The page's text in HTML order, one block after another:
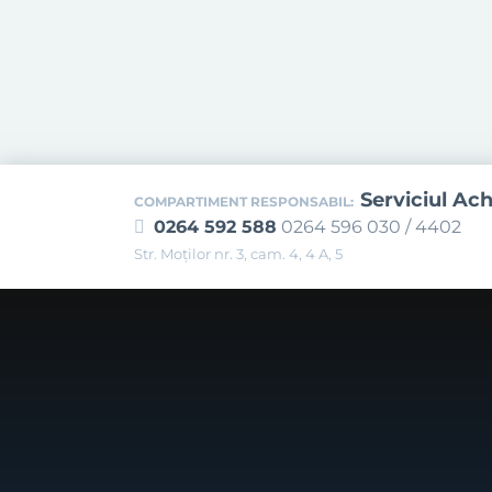
COMPARTIMENT RESPONSABIL: Serviciul
0264 592 588 0264 596 030 / 4402
Str. Moţilor nr. 3, cam. 4, 4 A, 5